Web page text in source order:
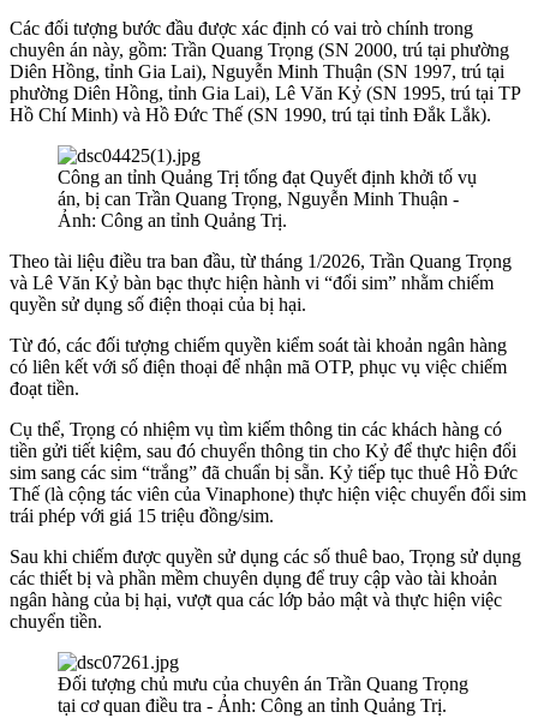
Các đối tượng bước đầu được xác định có vai trò chính trong
chuyên án này, gồm: Trần Quang Trọng (SN 2000, trú tại phường
Diên Hồng, tỉnh Gia Lai), Nguyễn Minh Thuận (SN 1997, trú tại
phường Diên Hồng, tỉnh Gia Lai), Lê Văn Kỷ (SN 1995, trú tại TP
Hồ Chí Minh) và Hồ Đức Thế (SN 1990, trú tại tỉnh Đắk Lắk).
Công an tỉnh Quảng Trị tống đạt Quyết định khởi tố vụ
án, bị can Trần Quang Trọng, Nguyễn Minh Thuận -
Ảnh: Công an tỉnh Quảng Trị.
Theo tài liệu điều tra ban đầu, từ tháng 1/2026, Trần Quang Trọng
và Lê Văn Kỷ bàn bạc thực hiện hành vi “đổi sim” nhằm chiếm
quyền sử dụng số điện thoại của bị hại.
Từ đó, các đối tượng chiếm quyền kiểm soát tài khoản ngân hàng
có liên kết với số điện thoại để nhận mã OTP, phục vụ việc chiếm
đoạt tiền.
Cụ thể, Trọng có nhiệm vụ tìm kiếm thông tin các khách hàng có
tiền gửi tiết kiệm, sau đó chuyển thông tin cho Kỷ để thực hiện đổi
sim sang các sim “trắng” đã chuẩn bị sẵn. Kỷ tiếp tục thuê Hồ Đức
Thế (là cộng tác viên của Vinaphone) thực hiện việc chuyển đổi sim
trái phép với giá 15 triệu đồng/sim.
Sau khi chiếm được quyền sử dụng các số thuê bao, Trọng sử dụng
các thiết bị và phần mềm chuyên dụng để truy cập vào tài khoản
ngân hàng của bị hại, vượt qua các lớp bảo mật và thực hiện việc
chuyển tiền.
Đối tượng chủ mưu của chuyên án Trần Quang Trọng
tại cơ quan điều tra - Ảnh: Công an tỉnh Quảng Trị.